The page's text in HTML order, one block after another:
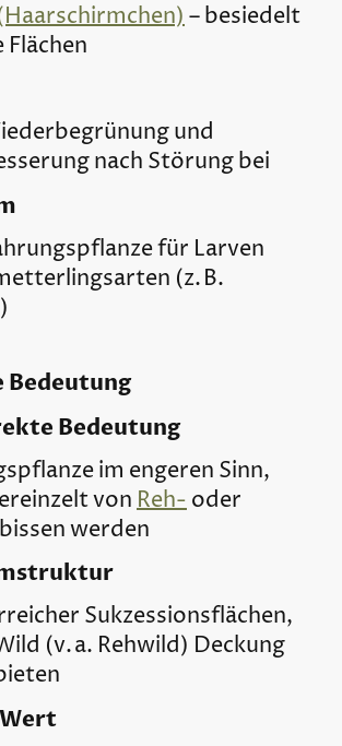
– besiedelt
Flächen
und
nach Störung bei
für Larven
(z. B.
Bedeutung
Bedeutung
im engeren Sinn,
vonReh-oder
werden
Sukzessionsflächen,
(v. a. Rehwild) Deckung